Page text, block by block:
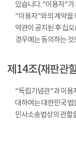
있습니다. "이용자"가
"이용자"와의 계약을
약관이 공지된 후 십
경우에는 동의하는 것
제14조(재판관
"독립기념관"과 이용
대하여는 대한민국
민사소송법상의 관할